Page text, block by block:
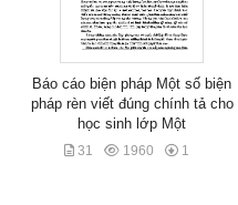
Báo cáo biện pháp Một số biện
pháp rèn viết đúng chính tả cho
học sinh lớp Một
31 1960 1